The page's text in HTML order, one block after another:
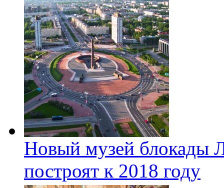
Новый музей блокады
построят к 2018 году